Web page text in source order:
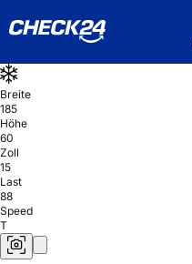
Breite
185
Höhe
60
Zoll
15
Last
88
Speed
T